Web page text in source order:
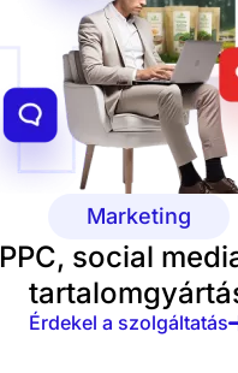
Marketing
PPC, social
Érdekel a szolgáltatás